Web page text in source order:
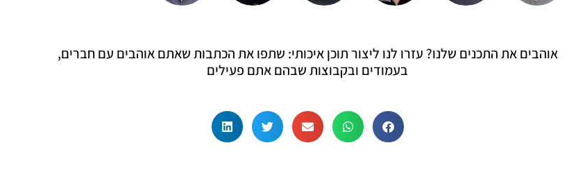
אוהבים את התכנים שלנו? עזרו לנו ליצור תוכן איכותי: שתפו את הכתבות שאתם אוהבים עם חברים,
בעמודים ובקבוצות שבהם אתם פעילים